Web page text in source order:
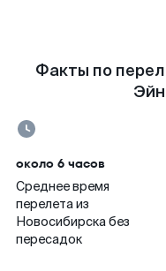
Факты по
около 6 часов
Среднее время
перелета из
Новосибирска без
пересадок